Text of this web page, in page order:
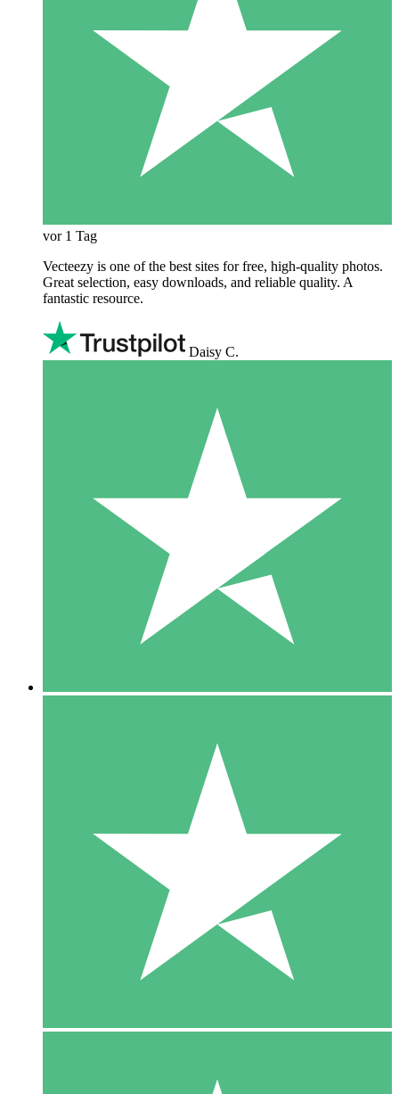
vor 1 Tag
Vecteezy is one of the best sites for free, high‑quality photos.
Great selection, easy downloads, and reliable quality. A
fantastic resource.
Daisy C.